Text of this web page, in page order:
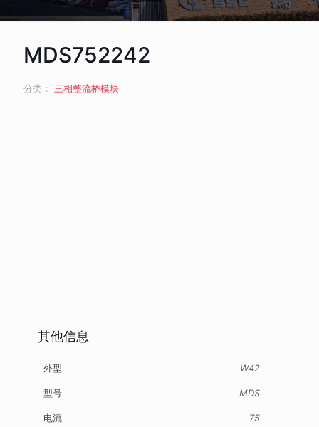
MDS752242
分类： 三相整流桥模块
其他信息
外型 W42
型号 MDS
电流 75